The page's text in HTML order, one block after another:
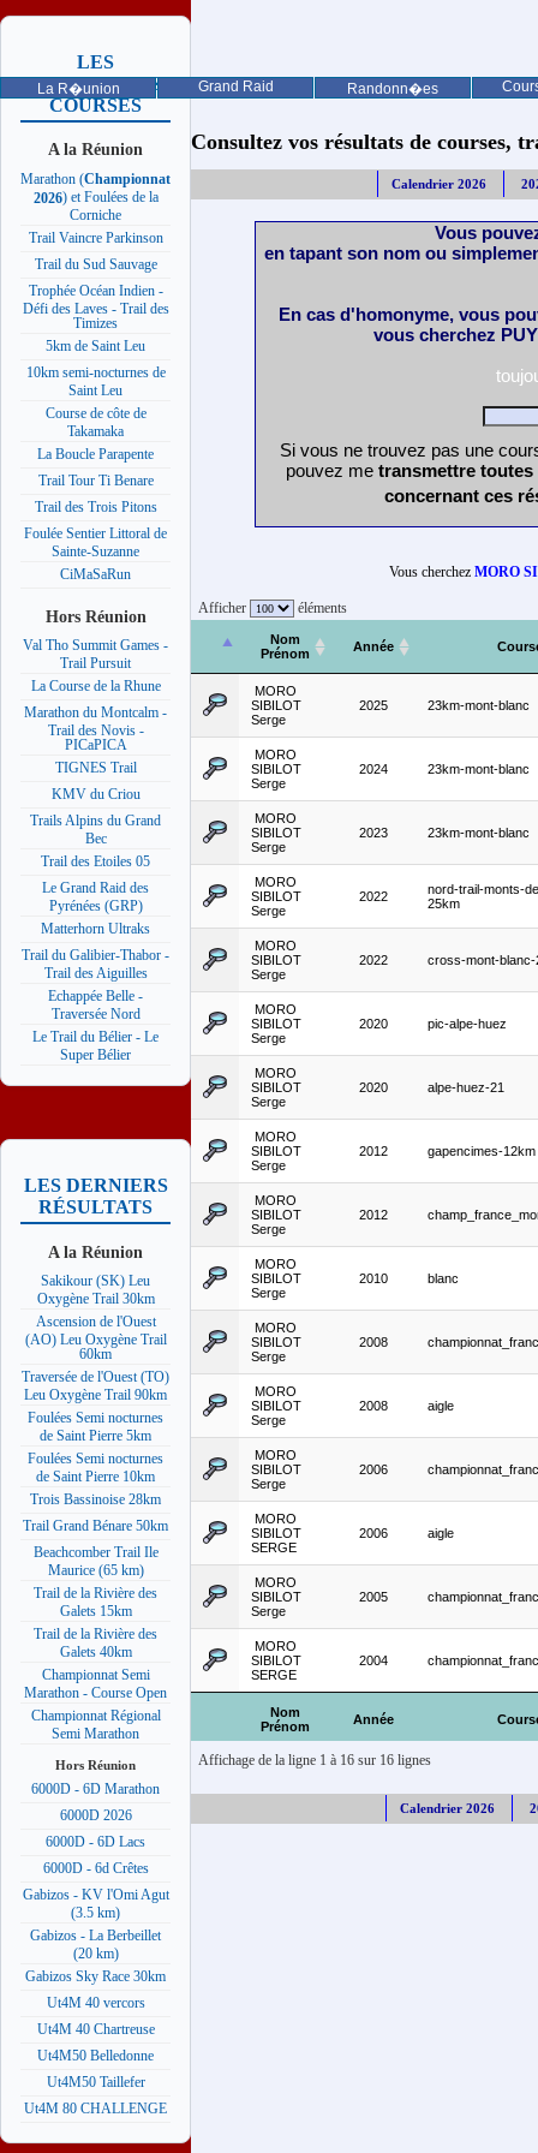
La R�union Grand Raid Randonn�es
LES
PROCHAINES
COURSES
A la Réunion
Marathon (Championnat
2026) et Foulées de la
Corniche
Trail Vaincre Parkinson
Trail du Sud Sauvage
Trophée Océan Indien -
Défi des Laves - Trail des
Timizes
5km de Saint Leu
10km semi-nocturnes de
Saint Leu
Course de côte de
Takamaka
La Boucle Parapente
Trail Tour Ti Benare
Trail des Trois Pitons
Foulée Sentier Littoral de
Sainte-Suzanne
CiMaSaRun
Hors Réunion
Val Tho Summit Games -
Trail Pursuit
La Course de la Rhune
Marathon du Montcalm -
Trail des Novis -
PICaPICA
TIGNES Trail
KMV du Criou
Trails Alpins du Grand
Bec
Trail des Etoiles 05
Le Grand Raid des
Pyrénées (GRP)
Matterhorn Ultraks
Trail du Galibier-Thabor -
Trail des Aiguilles
Echappée Belle -
Traversée Nord
Le Trail du Bélier - Le
Super Bélier
LES DERNIERS
RÉSULTATS
A la Réunion
Sakikour (SK) Leu
Oxygène Trail 30km
Ascension de l'Ouest
(AO) Leu Oxygène Trail
60km
Traversée de l'Ouest (TO)
Leu Oxygène Trail 90km
Foulées Semi nocturnes
de Saint Pierre 5km
Foulées Semi nocturnes
de Saint Pierre 10km
Trois Bassinoise 28km
Trail Grand Bénare 50km
Beachcomber Trail Ile
Maurice (65 km)
Trail de la Rivière des
Galets 15km
Trail de la Rivière des
Galets 40km
Championnat Semi
Marathon - Course Open
Championnat Régional
Semi Marathon
Hors Réunion
6000D - 6D Marathon
6000D 2026
6000D - 6D Lacs
6000D - 6d Crêtes
Gabizos - KV l'Omi Agut
(3.5 km)
Gabizos - La Berbeillet
(20 km)
Gabizos Sky Race 30km
Ut4M 40 vercors
Ut4M 40 Chartreuse
Ut4M50 Belledonne
Ut4M50 Taillefer
Ut4M 80 CHALLENGE
Consultez vos résultats de courses,
Calendrier 2026
Vous
en tapant son nom ou
En cas d'homonyme, vous
vous cherchez
Si vous ne trouvez pas une
pouvez me transmettre
concernant ces
Vous cherchez MORO
Afficher éléments
Nom
Prénom
Année
Nom
Prénom
Année
MORO
SIBILOT
Serge
2025 23km-mont-blanc
MORO
SIBILOT
Serge
2024 23km-mont-blanc
MORO
SIBILOT
Serge
2023 23km-mont-blanc
MORO
SIBILOT
Serge
2022
nord-trail-monts-
25km
MORO
SIBILOT
Serge
2022 cross-mont-blanc-
MORO
SIBILOT
Serge
2020 pic-alpe-huez
MORO
SIBILOT
Serge
2020 alpe-huez-21
MORO
SIBILOT
Serge
2012 gapencimes-12km
MORO
SIBILOT
Serge
2012
MORO
SIBILOT
Serge
2010 blanc
MORO
SIBILOT
Serge
2008
MORO
SIBILOT
Serge
2008 aigle
MORO
SIBILOT
Serge
2006
MORO
SIBILOT
SERGE
2006 aigle
MORO
SIBILOT
Serge
2005
MORO
SIBILOT
SERGE
2004
Affichage de la ligne 1 à 16 sur 16 lignes
Calendrier 2026